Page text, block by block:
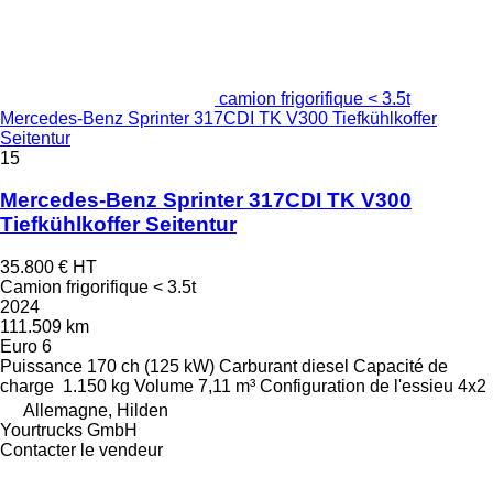
camion frigorifique < 3.5t
Mercedes-Benz Sprinter 317CDI TK V300 Tiefkühlkoffer
Seitentur
15
Mercedes-Benz Sprinter 317CDI TK V300
Tiefkühlkoffer Seitentur
35.800 € HT
Camion frigorifique < 3.5t
2024
111.509 km
Euro 6
Puissance 170 ch (125 kW) Carburant diesel Capacité de
charge 1.150 kg Volume 7,11 m³ Configuration de l'essieu 4x2
Allemagne, Hilden
Yourtrucks GmbH
Contacter le vendeur